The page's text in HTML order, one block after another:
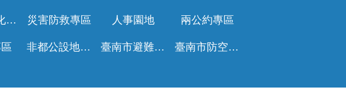
性別主流化專區 災害防救專區 人事園地 兩公約專區
非都公設地移轉免徵土增稅專區 臺南市避難收容所一覽表 臺南市防空疏散避難專區